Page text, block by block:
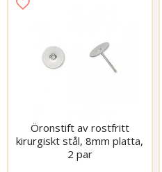
Öronstift av rostfritt
kirurgiskt stål, 8mm platta,
2 par